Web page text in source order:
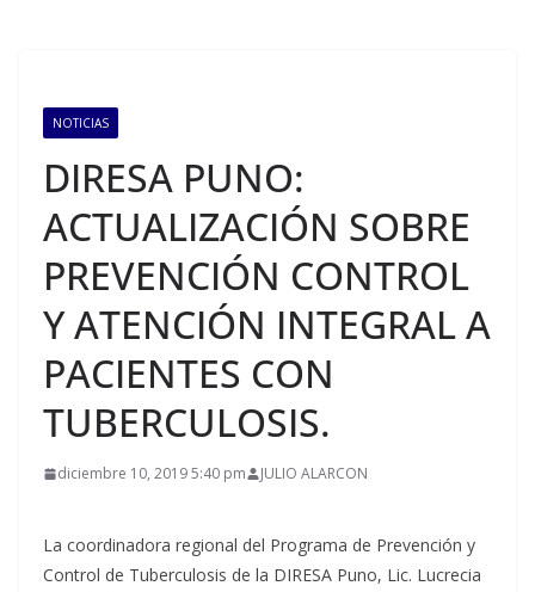
NOTICIAS
DIRESA PUNO:
ACTUALIZACIÓN SOBRE
PREVENCIÓN CONTROL
Y ATENCIÓN INTEGRAL A
PACIENTES CON
TUBERCULOSIS.
diciembre 10, 2019 5:40 pm JULIO ALARCON
La coordinadora regional del Programa de Prevención y
Control de Tuberculosis de la DIRESA Puno, Lic. Lucrecia